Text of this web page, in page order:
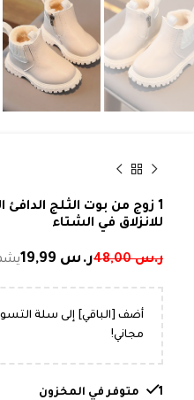
1 زوج من بوت الثلج الدافئ
للانزلاق في الشتاء
ر.س48,00 ر.س
أضف [الباقي] إلى سلة
مجاني!
1 متوفر في المخزون